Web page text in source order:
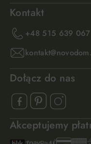
Kontakt
+48 515 639 067
Dołącz do nas
Akceptujemy